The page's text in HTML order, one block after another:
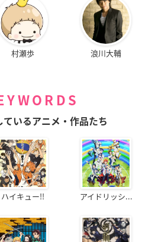
村瀬歩 浪川大輔
ているアニメ・作品たち
ハイキュー!! アイドリッシ...